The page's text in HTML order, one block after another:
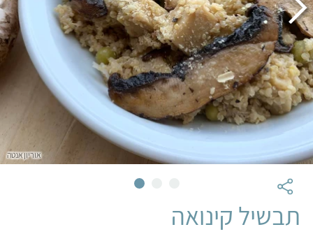
אוריון אנטה
תבשיל קינואה